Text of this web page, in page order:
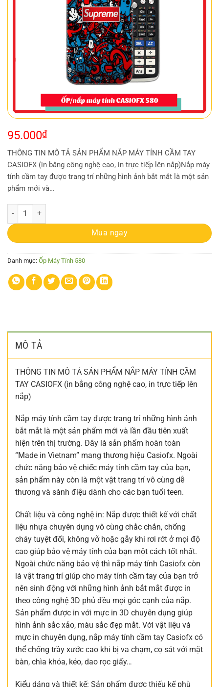
95.000₫
THÔNG TIN MÔ TẢ SẢN PHẨM NẮP MÁY TÍNH CẦM TAY
CASIOFX (in bằng công nghệ cao, in trực tiếp lên nắp)Nắp máy
tính cầm tay được trang trí những hình ảnh bắt mắt là một sản
phẩm mới và…
Ốp máy tính CasioFx 580 slogan shh 113 số lượng
Mua ngay
Danh mục: Ốp Máy Tính 580
MÔ TẢ
THÔNG TIN MÔ TẢ SẢN PHẨM NẮP MÁY TÍNH CẦM
TAY CASIOFX (in bằng công nghệ cao, in trực tiếp lên
nắp)
Nắp máy tính cầm tay được trang trí những hình ảnh
bắt mắt là một sản phẩm mới và lần đầu tiên xuất
hiện trên thị trường. Đây là sản phẩm hoàn toàn
“Made in Vietnam” mang thương hiệu Casiofx. Ngoài
chức năng bảo vệ chiếc máy tính cầm tay của bạn,
sản phẩm này còn là một vật trang trí vô cùng dễ
thương và sành điệu dành cho các bạn tuổi teen.
Chất liệu và công nghệ in: Nắp được thiết kế với chất
liệu nhựa chuyên dụng vô cùng chắc chắn, chống
cháy tuyệt đối, không vỡ hoặc gẫy khi rơi rớt ở mọi độ
cao giúp bảo vệ máy tính của bạn một cách tốt nhất.
Ngoài chức năng bảo vệ thì nắp máy tính Casiofx còn
là vật trang trí giúp cho máy tính cầm tay của bạn trở
nên sinh động với những hình ảnh bắt mắt được in
theo công nghệ 3D phủ đều mọi góc cạnh của nắp.
Sản phẩm được in với mực in 3D chuyên dụng giúp
hình ảnh sắc xảo, màu sắc đẹp mắt. Với vật liệu và
mực in chuyên dụng, nắp máy tính cầm tay Casiofx có
thể chống trầy xước cao khi bị va chạm, cọ sát với mặt
bàn, chìa khóa, kéo, dao rọc giấy…
Kiểu dáng và thiết kế: Sản phẩm được thiếu kế phù